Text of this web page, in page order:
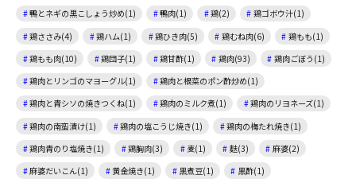
鴨とネギの黒こしょう炒め(1)
鴨肉(1) 鶏(2)
鶏ゴボウ汁(1)
鶏ささみ(4)
鶏ハム(1) 鶏ひき肉(5) 鶏むね肉(6)
鶏もも(1)
鶏もも肉(10)
鶏団子(1) 鶏甘酢(1) 鶏肉(93)
鶏肉ごぼう(1)
鶏肉とリンゴのマヨーグル(1)
鶏肉と根菜のポン酢炒め(1)
鶏肉と青シソの焼きつくね(1)
鶏肉のミルク煮(1)
鶏肉のリヨネーズ(1)
鶏肉の南蛮漬け(1)
鶏肉の塩こうじ焼き(1)
鶏肉の梅たれ焼き(1)
鶏肉青のり塩焼き(1)
鶏胸肉(3) 麦(1) 麩(3)
麻婆(2)
麻婆だいこん(1)
黄金焼き(1) 黒煮豆(1)
黒酢(1)